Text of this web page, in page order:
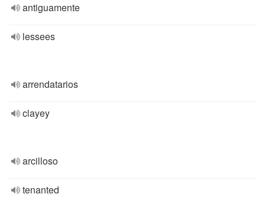
antiguamente
lessees
arrendatarios
clayey
arcilloso
tenanted